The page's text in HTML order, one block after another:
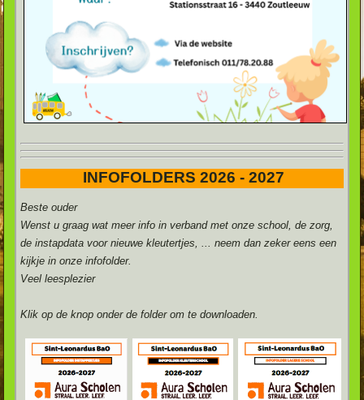
INFOFOLDERS 2026 - 2027
Beste ouder
Wenst u graag wat meer info in verband met onze school, de zorg,
de instapdata voor nieuwe kleutertjes, ... neem dan zeker eens een
kijkje in onze infofolder.
Veel leesplezier
Klik op de knop onder de folder om te downloaden.